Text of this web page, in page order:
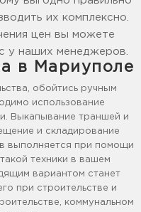
их комплексно.
цен вы можете
у наших менеджеров.
в Мариуполе
обойтись ручным
использование
Выкапывание траншей и
и складирование
выполняется при помощи
техники в вашем
вариантом станет
при строительстве и
коммунальном